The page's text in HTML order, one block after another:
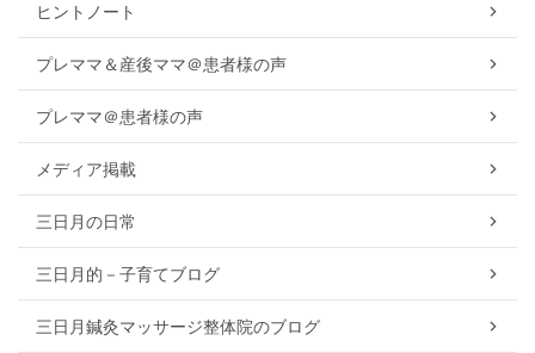
ヒントノート
プレママ＆産後ママ＠患者様の声
プレママ＠患者様の声
メディア掲載
三日月の日常
三日月的－子育てブログ
三日月鍼灸マッサージ整体院のブログ